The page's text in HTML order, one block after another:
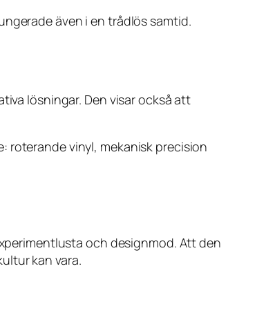
även i en trådlös samtid.
lösningar. Den visar också att
roterande vinyl, mekanisk precision
och designmod. Att den
kan vara.